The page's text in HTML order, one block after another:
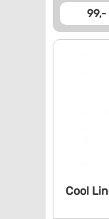
99,-
Cool